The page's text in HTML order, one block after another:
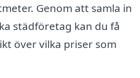
Genom att samla in
städföretag kan du få
över vilka priser som